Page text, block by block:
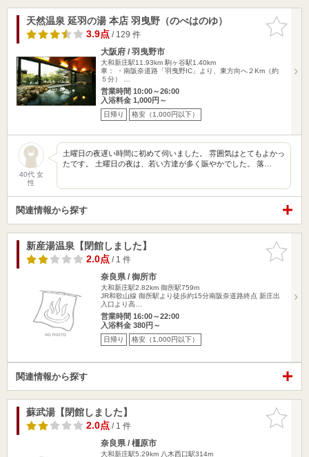
お気に入
りに追加
天然温泉 延羽の湯 本店 羽曳野（のべはのゆ）
3.9点/ 129 件
大阪府 / 羽曳野市
大和新庄駅11.93km 駒ヶ谷駅1.40km
車： ・南阪奈道路「羽曳野IC」より、東方向へ２Km（約
５分） …
営業時間 10:00～26:00
入浴料金 1,000円～
日帰り 格安（1,000円以下）
40代 女
性
土曜日の夜遅い時間に初めて伺いました。 雰囲気はとてもよかっ
たです。 土曜日の夜は、若い方達が多く賑やかでした。 落…
関連情報から探す
お気に入
りに追加
新産湯温泉【閉館しました】
2.0点/ 1 件
奈良県 / 御所市
大和新庄駅2.82km 御所駅759m
JR和歌山線 御所駅より徒歩約15分南阪奈道路終点 新庄出
入口より高…
営業時間 16:00～22:00
入浴料金 380円～
日帰り 格安（1,000円以下）
関連情報から探す
お気に入
りに追加
蘇武湯【閉館しました】
2.0点/ 1 件
奈良県 / 橿原市
大和新庄駅5.29km 八木西口駅314m